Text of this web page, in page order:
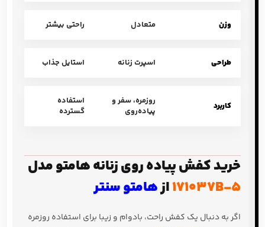
وزن متعادل راحتی بیشتر
طراحی اسپرت زنانه استایل جذاب
کاربرد
روزمره، سفر و
پیاده‌روی
استفاده
گسترده
خرید کفش پیاده روی زنانه هامتو مدل
171037B-5ازهامتو سنتر
اگر به دنبال یک کفش راحت، بادوام و زیبا برای استفاده روزمره